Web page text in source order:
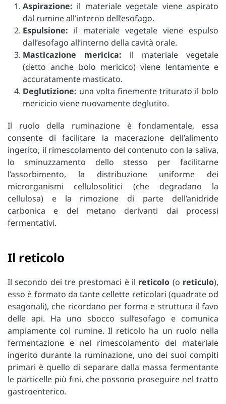
Aspirazione: il materiale vegetale viene aspirato
dal rumine all’interno dell’esofago.
Espulsione: il materiale vegetale viene espulso
dall’esofago all’interno della cavità orale.
Masticazione mericica: il materiale vegetale
(detto anche bolo mericico) viene lentamente e
accuratamente masticato.
Deglutizione: una volta finemente triturato il bolo
mericicio viene nuovamente deglutito.
Il ruolo della ruminazione è fondamentale, essa
consente di facilitare la macerazione dell’alimento
ingerito, il rimescolamento del contenuto con la saliva,
lo sminuzzamento dello stesso per facilitarne
l’assorbimento, la distribuzione uniforme dei
microrganismi cellulosolitici (che degradano la
cellulosa) e la rimozione di parte dell’anidride
carbonica e del metano derivanti dai processi
fermentativi.
Il reticolo
Il secondo dei tre prestomaci è il reticolo (o reticulo),
esso è formato da tante cellette reticolari (quadrate od
esagonali), che ricordano per forma e struttura il favo
delle api. Ha uno sbocco sull’esofago e comunica
ampiamente col rumine. Il reticolo ha un ruolo nella
fermentazione e nel rimescolamento del materiale
ingerito durante la ruminazione, uno dei suoi compiti
primari è quello di separare dalla massa fermentante
le particelle più fini, che possono proseguire nel tratto
gastroenterico.